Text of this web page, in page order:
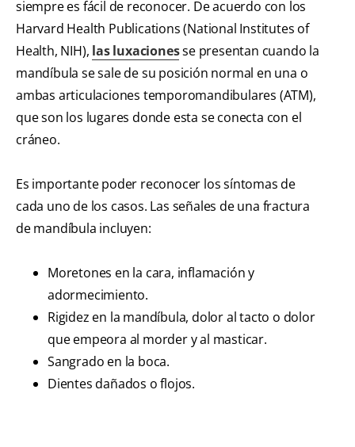
siempre es fácil de reconocer. De acuerdo con los
Harvard Health Publications (National Institutes of
Health, NIH), las luxacionesse presentan cuando la
mandíbula se sale de su posición normal en una o
ambas articulaciones temporomandibulares (ATM),
que son los lugares donde esta se conecta con el
cráneo.
Es importante poder reconocer los síntomas de
cada uno de los casos. Las señales de una fractura
de mandíbula incluyen:
Moretones en la cara, inflamación y
adormecimiento.
Rigidez en la mandíbula, dolor al tacto o dolor
que empeora al morder y al masticar.
Sangrado en la boca.
Dientes dañados o flojos.